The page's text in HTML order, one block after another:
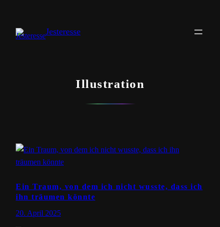
content
Jesteresse
Illustration
Ein Traum, von dem ich nicht wusste, dass ich
ihn träumen könnte
20. April 2025